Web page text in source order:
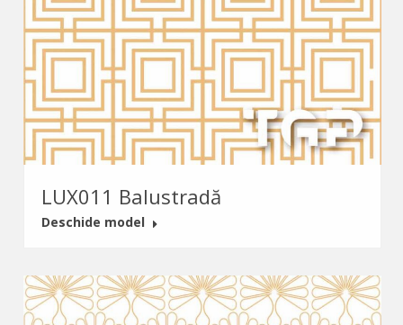
LUX011 Balustradă
Deschide model